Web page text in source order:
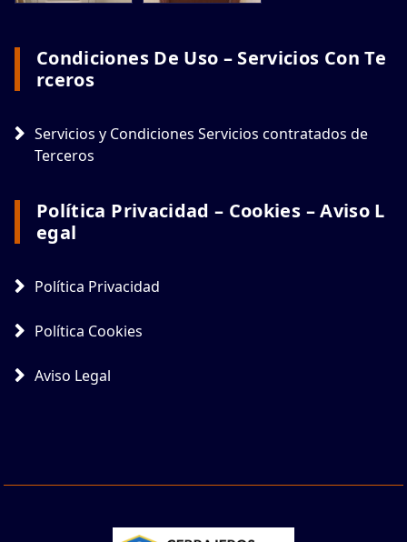
Condiciones De Uso – Servicios Con Te
Rceros
Servicios y Condiciones Servicios contratados de
Terceros
Política Privacidad – Cookies – Aviso L
Egal
Política Privacidad
Política Cookies
Aviso Legal